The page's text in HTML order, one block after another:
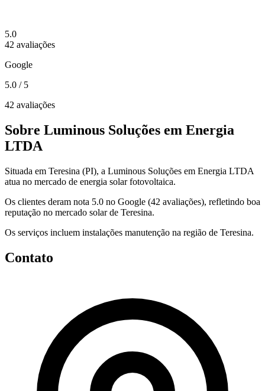
5.0
42 avaliações
Google
5.0 / 5
42 avaliações
Sobre Luminous Soluções em Energia
LTDA
Situada em Teresina (PI), a Luminous Soluções em Energia LTDA
atua no mercado de energia solar fotovoltaica.
Os clientes deram nota 5.0 no Google (42 avaliações), refletindo boa
reputação no mercado solar de Teresina.
Os serviços incluem instalações manutenção na região de Teresina.
Contato